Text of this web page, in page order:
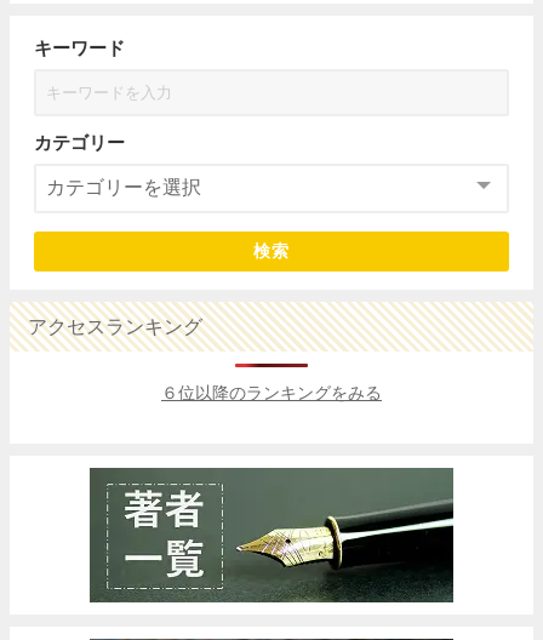
キーワード
カテゴリー
検索
アクセスランキング
６位以降のランキングをみる